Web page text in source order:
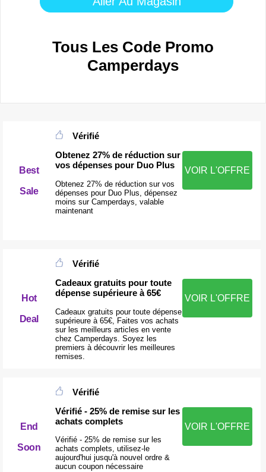
Tous Les Code Promo
Camperdays
Best
Sale
Vérifié
Obtenez 27% de réduction sur
vos dépenses pour Duo Plus
Obtenez 27% de réduction sur vos
dépenses pour Duo Plus, dépensez
moins sur Camperdays, valable
maintenant
VOIR L'OFFRE
Hot
Deal
Vérifié
Cadeaux gratuits pour toute
dépense supérieure à 65€
Cadeaux gratuits pour toute dépense
supérieure à 65€, Faites vos achats
sur les meilleurs articles en vente
chez Camperdays. Soyez les
premiers à découvrir les meilleures
remises.
VOIR L'OFFRE
End
Soon
Vérifié
Vérifié - 25% de remise sur les
achats complets
Vérifié - 25% de remise sur les
achats complets, utilisez-le
aujourd'hui jusqu'à nouvel ordre &
aucun coupon nécessaire
VOIR L'OFFRE